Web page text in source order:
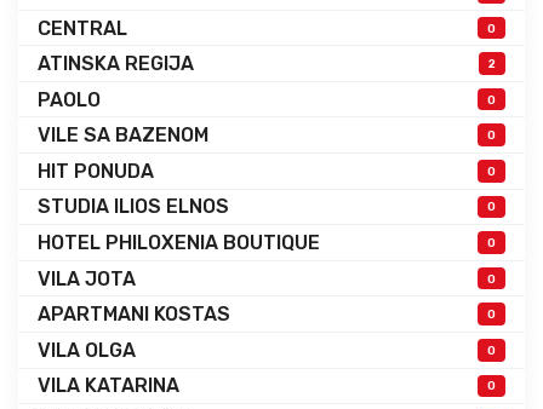
CENTRAL
0
ATINSKA REGIJA 2
PAOLO 0
VILE SA BAZENOM 0
HIT PONUDA 0
STUDIA ILIOS ELNOS 0
HOTEL PHILOXENIA BOUTIQUE 0
VILA JOTA 0
APARTMANI KOSTAS 0
VILA OLGA 0
VILA KATARINA 0